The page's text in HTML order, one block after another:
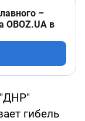
–
OBOZ.UA в
гибель